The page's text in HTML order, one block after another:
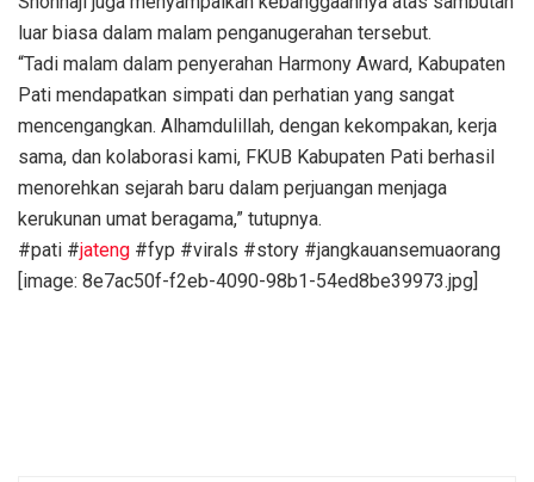
luar biasa dalam malam penganugerahan tersebut.
“Tadi malam dalam penyerahan Harmony Award, Kabupaten
Pati mendapatkan simpati dan perhatian yang sangat
mencengangkan. Alhamdulillah, dengan kekompakan, kerja
sama, dan kolaborasi kami, FKUB Kabupaten Pati berhasil
menorehkan sejarah baru dalam perjuangan menjaga
kerukunan umat beragama,” tutupnya.
#pati #jateng #fyp #virals #story #jangkauansemuaorang
[image: 8e7ac50f-f2eb-4090-98b1-54ed8be39973.jpg]